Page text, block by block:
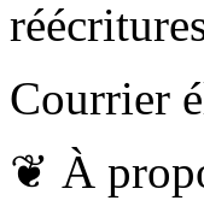
Courrier
❦ À